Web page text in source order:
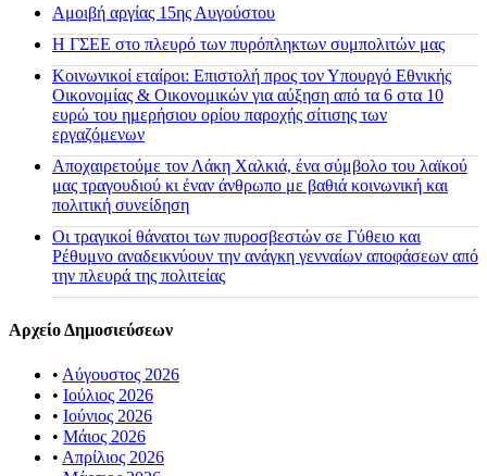
Αμοιβή αργίας 15ης Αυγούστου
H ΓΣΕΕ στο πλευρό των πυρόπληκτων συμπολιτών μας
Κοινωνικοί εταίροι: Επιστολή προς τον Υπουργό Εθνικής
Οικονομίας & Οικονομικών για αύξηση από τα 6 στα 10
ευρώ του ημερήσιου ορίου παροχής σίτισης των
εργαζόμενων
Αποχαιρετούμε τον Λάκη Χαλκιά, ένα σύμβολο του λαϊκού
μας τραγουδιού κι έναν άνθρωπο με βαθιά κοινωνική και
πολιτική συνείδηση
Οι τραγικοί θάνατοι των πυροσβεστών σε Γύθειο και
Ρέθυμνο αναδεικνύουν την ανάγκη γενναίων αποφάσεων από
την πλευρά της πολιτείας
Αρχείο Δημοσιεύσεων
• Αύγουστος 2026
• Ιούλιος 2026
• Ιούνιος 2026
• Μάιος 2026
• Απρίλιος 2026